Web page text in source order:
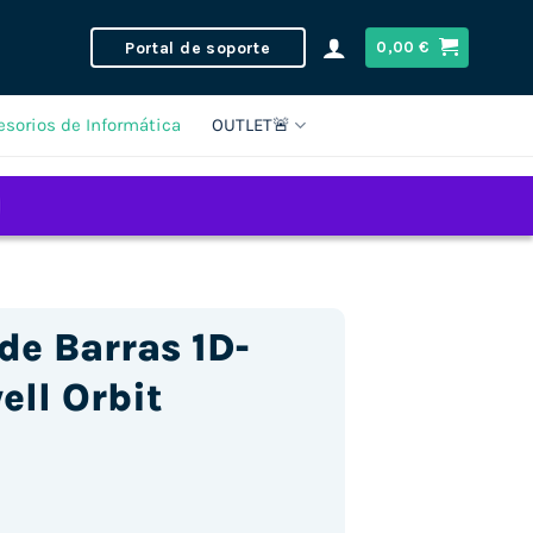
Portal de soporte 0,00€
de Informática OUTLET🚨
Barras 1D-
Orbit